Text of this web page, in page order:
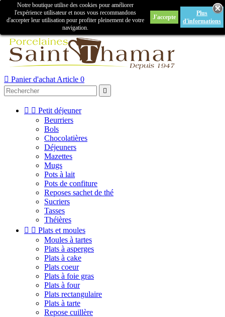
Créer un compteConnexion
 Panier d'achat Article 0

Notre boutique utilise des cookies pour améliorer
l'expérience utilisateur et nous vous recommandons
d'accepter leur utilisation pour profiter pleinement de votre
navigation.
J'accepte
Plus
d'informations
  Petit déjeuner
Beurriers
Bols
Chocolatières
Déjeuners
Mazettes
Mugs
Pots à lait
Pots de confiture
Reposes sachet de thé
Sucriers
Tasses
Théières
  Plats et moules
Moules à tartes
Plats à asperges
Plats à cake
Plats coeur
Plats à foie gras
Plats à four
Plats rectangulaire
Plats à tarte
Repose cuillère